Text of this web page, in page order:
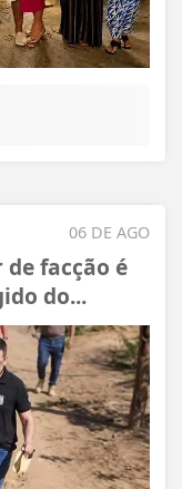
06 DE AGO
facção é
do...